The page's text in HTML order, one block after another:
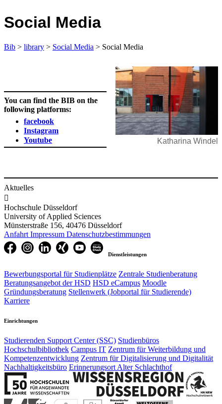
Social Media
Bib > library > Social Media > Social Media
You can find the BIB on the
following platforms:
facebook
Instagram
Youtube
Katharina Windel
Aktuelles

Hochschule Düsseldorf
University of Applied Sciences
Münsterstraße 156, 40476 Düsseldorf
Anfahrt Impressum Datenschutzbestimmungen
Dienstleistungen
Bewerbungsportal für Studienplätze Zentrale Studienberatung
Beratungsangebot der HSD HSD eCampus Moodle
Gründungsberatung Stellenwerk (Jobportal für Studierende)
Karriere
Einrichtungen
Studierenden Support Center (SSC) Studienbüros
Hochschulbibliothek Campus IT Zentrum für Weiterbildung und
Kompetenzentwicklung Zentrum für Digitalisierung und Digitalität
Nachhaltigkeitsbüro Erinnerungsort Alter Schlachthof